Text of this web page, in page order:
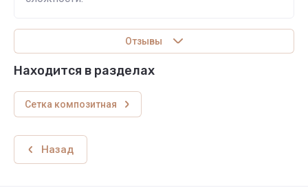
Отзывы
Находится в разделах
Сетка композитная
Назад